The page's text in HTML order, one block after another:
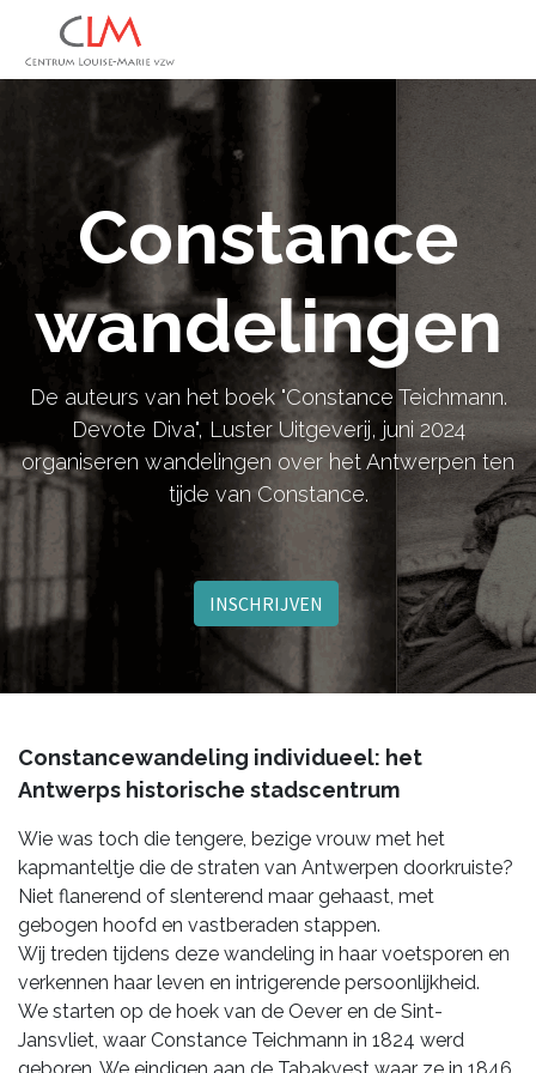
Constance
wandelingen
De auteurs van het boek "Constance Teichmann.
Devote Diva", Luster Uitgeverij, juni 2024
organiseren wandelingen over het Antwerpen ten
tijde van Constance.
INSCHRIJVEN
Constancewandeling individueel: het
Antwerps historische stadscentrum
Wie was toch die tengere, bezige vrouw met het
kapmanteltje die de straten van Antwerpen doorkruiste?
Niet flanerend of slenterend maar gehaast, met
gebogen hoofd en vastberaden stappen.
Wij treden tijdens deze wandeling in haar voetsporen en
verkennen haar leven en intrigerende persoonlijkheid.
We starten op de hoek van de Oever en de Sint-
Jansvliet, waar Constance Teichmann in 1824 werd